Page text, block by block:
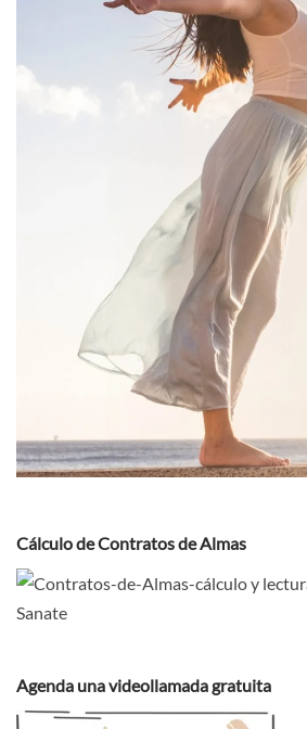
Cálculo de Contratos de Almas
Agenda una videollamada gratuita